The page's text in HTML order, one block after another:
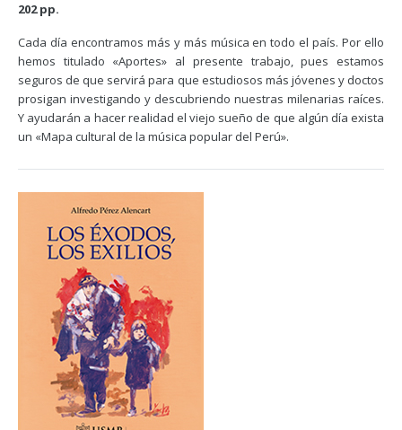
202 pp.
Cada día encontramos más y más música en todo el país. Por ello
hemos titulado «Aportes» al presente trabajo, pues estamos
seguros de que servirá para que estudiosos más jóvenes y doctos
prosigan investigando y descubriendo nuestras milenarias raíces.
Y ayudarán a hacer realidad el viejo sueño de que algún día exista
un «Mapa cultural de la música popular del Perú».